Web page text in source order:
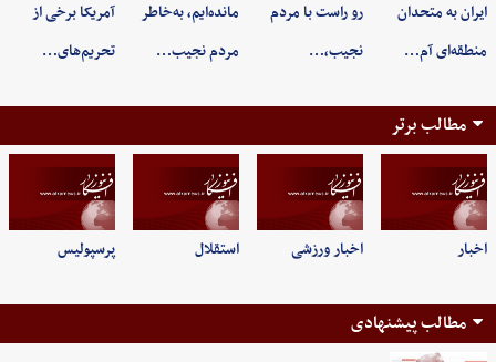
ایران به متحدان
منطقه‌ای آم…
رو راست با مردم
نجیب،…
مانده‌ایم، به‌خاطر
مردم نجیب…
آمریکا برخی از
تحریم‌های…
مطالب برتر
اخبار اخبار ورزشی استقلال پرسپولیس
مطالب پیشنهادی